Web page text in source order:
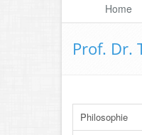
Home
Prof. Dr.
Philosophie